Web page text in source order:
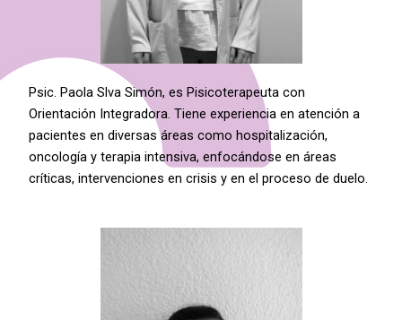
Psic. Paola Slva Simón, es Pisicoterapeuta con
Orientación Integradora. Tiene experiencia en atención a
pacientes en diversas áreas como hospitalización,
oncología y terapia intensiva, enfocándose en áreas
críticas, intervenciones en crisis y en el proceso de duelo.